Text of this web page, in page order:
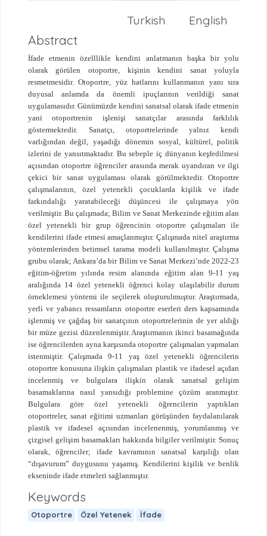
English
Turkish
Abstract
İfade etmenin özelllikle kendini anlatmanın başka bir yolu
olarak görülen otoportre, kişinin kendini sanat yoluyla
resmetmesidir. Otoportre, yüz hatlarını kullanmanın yanı sıra
duyusal anlamda da önemli ipuçlarının verildiği sanat
uygulamasıdır. Günümüzde kendini sanatsal olarak ifade etmenin
yani otoportrenin işlenişi sanatçılar arasında farklılık
göstermektedir. Sanatçı, otoportrelerinde yalnız kendi
varlığından değil, yaşadığı dönemin sosyal, kültürel, politik
izlerini de yansıtmaktadır. Bu sebeple iç dünyanın keşfedilmesi
açısından otoportre öğrenciler arasında merak uyandıran ve ilgi
çekici bir sanat uygulaması olarak görülmektedir. Otoportre
çalışmalarının, özel yetenekli çocuklarda kişilik ve ifade
farkındalığı yaratabileceği düşüncesi ile çalışmaya yön
verilmiştir. Bu çalışmada; Bilim ve Sanat Merkezinde eğitim alan
özel yetenekli bir grup öğrencinin otoportre çalışmaları ile
kendilerini ifade etmesi amaçlanmıştır. Çalışmada nitel araştırma
yöntemlerinden betimsel tarama modeli kullanılmıştır. Çalışma
grubu olarak; Ankara’da bir Bilim ve Sanat Merkezi’nde 2022-23
eğitim-öğretim yılında resim alanında eğitim alan 9-11 yaş
aralığında 14 özel yetenekli öğrenci kolay ulaşılabilir durum
örneklemesi yöntemi ile seçilerek oluşturulmuştur. Araştırmada,
yerli ve yabancı ressamların otoportre eserleri ders kapsamında
işlenmiş ve çağdaş bir sanatçının otoportrelerinin de yer aldığı
bir müze gezisi düzenlenmiştir. Araştırmanın ikinci basamağında
ise öğrencilerden ayna karşısında otoportre çalışmaları yapmaları
istenmiştir. Çalışmada 9-11 yaş özel yetenekli öğrencilerin
otoportre konusuna ilişkin çalışmaları plastik ve ifadesel açıdan
incelenmiş ve bulgulara ilişkin olarak sanatsal gelişim
basamaklarına nasıl yansıdığı problemine çözüm aranmıştır.
Bulgulara göre özel yetenekli öğrencilerin yaptıkları
otoportreler, sanat eğitimi uzmanları görüşünden faydalanılarak
plastik ve ifadesel açısından incelenenmiş, yorumlanmış ve
çizgisel gelişim basamakları hakkında bilgiler verilmiştir. Sonuç
olarak, öğrenciler; ifade kavramının sanatsal karşılığı olan
“dışavurum” duygusunu yaşamış. Kendilerini kişilik ve benlik
ekseninde ifade etmeleri sağlanmıştır.
Keywords
Otoportre Özel Yetenek İfade